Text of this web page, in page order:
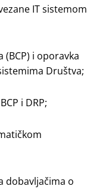
IT sistemom
i oporavka
Društva;
i DRP;
dobavljačima o